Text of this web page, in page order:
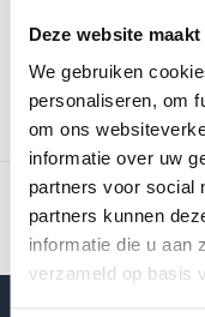
Deze website
We gebruiken
personaliseren, om
om ons
informatie over uw
partners voor social
partners kunnen
informatie die u aan
verzameld op basis
€1.749,00
Op voorraad